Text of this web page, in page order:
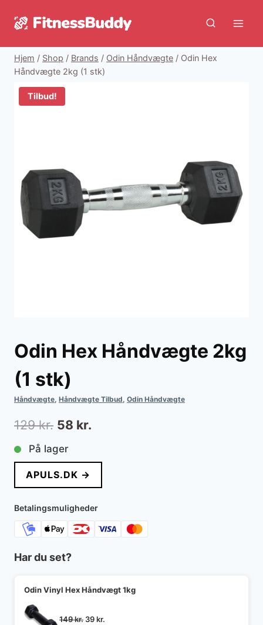
Hjem / Shop / Brands / Odin Håndvægte / Odin Hex
Håndvægte 2kg (1 stk)
Tilbud!
Odin Hex Håndvægte 2kg
(1 stk)
Håndvægte, Håndvægte Tilbud, Odin Håndvægte
129kr. Den
oprindelige
pris
var:
129 kr..
58 kr.
pris
er:
58 kr..
På lager
APULS.DK →
Betalingsmuligheder
Har du set?
Odin Vinyl Hex Håndvægt 1kg
149kr. Den
39kr.